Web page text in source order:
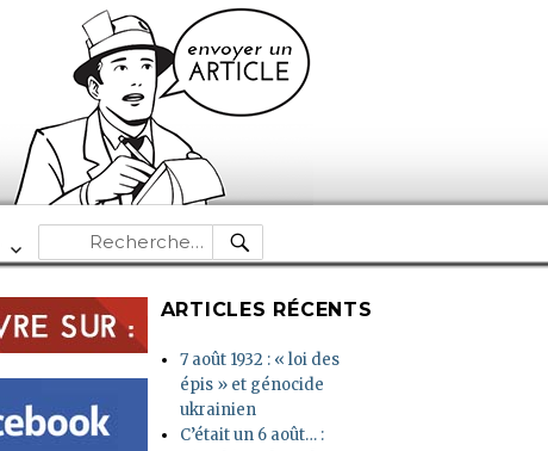
Recherche
pour :
RECHERCHE
ARTICLES RÉCENTS
7 août 1932 : « loi des
épis » et génocide
ukrainien
C’était un 6 août… :